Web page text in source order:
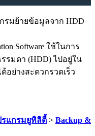
Software ใช้ในการ
รมดา (HDD) ไปอยู่ใน
อย่างสะดวกรวดเร็ว
รแกรมยูทิลิตี้ > Backup &